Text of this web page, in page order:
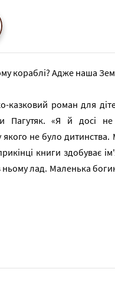
кораблі? Адже наша
роман для
Пагутяк. «Я й досі
не було
книги здобуває
ньому лад. Маленька